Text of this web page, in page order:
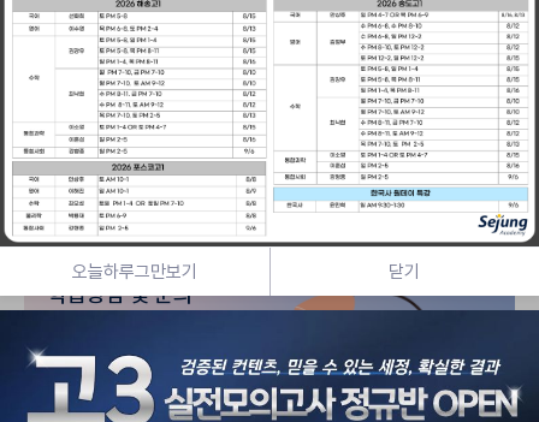
빠른 입시 정보 문자로 받아보세요
입시정보를 빠르게 문자로 받아보세요!
문자 수신 등록
학습상담 및 문의
010-4190-4487
평일
P1:00~10:00
오늘하루그만보기 닫기